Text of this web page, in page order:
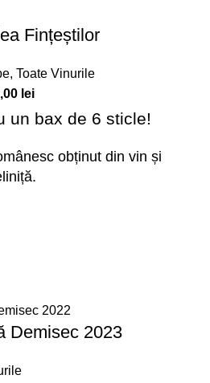
Fințeștilor
, Toate Vinurile
lei
un bax de 6 sticle!
obținut din vin și
Demisec 2023